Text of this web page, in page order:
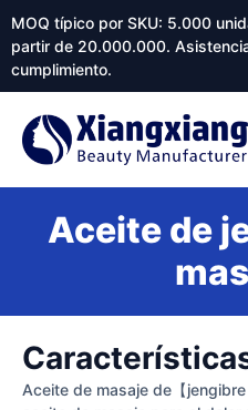
MOQ típico por SKU: 5.000
partir de 20.000.000.
cumplimiento.
Aceite de
Aceite de masaje de【